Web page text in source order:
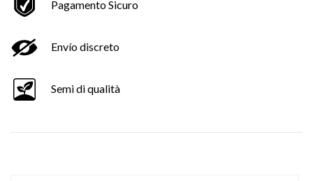
Pagamento Sicuro
Envío discreto
Semi di qualità